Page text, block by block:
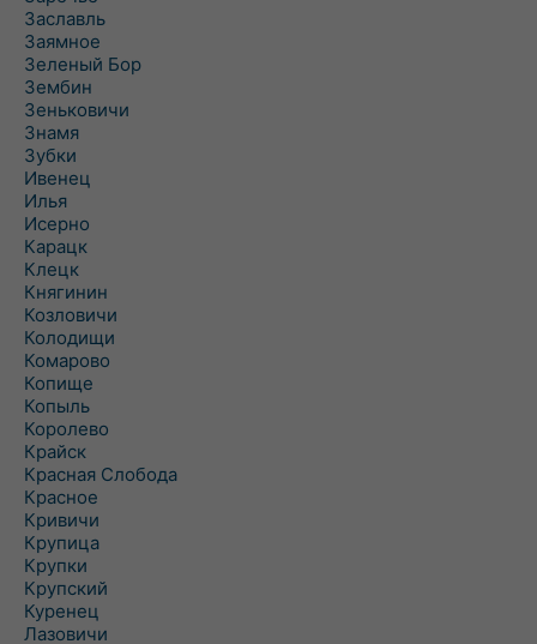
Заславль
Заямное
Зеленый Бор
Зембин
Зеньковичи
Знамя
Зубки
Ивенец
Илья
Исерно
Карацк
Клецк
Княгинин
Козловичи
Колодищи
Комарово
Копище
Копыль
Королево
Крайск
Красная Слобода
Красное
Кривичи
Крупица
Крупки
Крупский
Куренец
Лазовичи